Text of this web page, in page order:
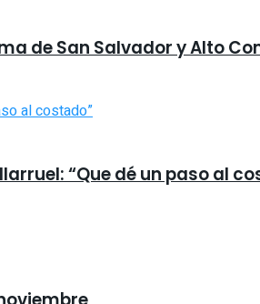
de San Salvador y Alto
“Que dé un paso al